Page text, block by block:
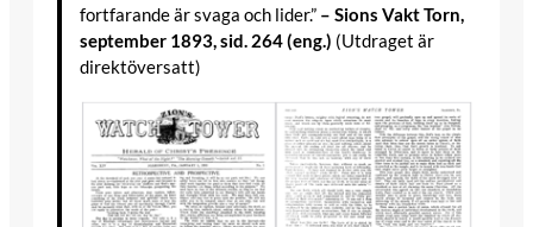
fortfarande är svaga och lider.” – Sions Vakt Torn,
september 1893, sid. 264 (eng.) (Utdraget är
direktöversatt)